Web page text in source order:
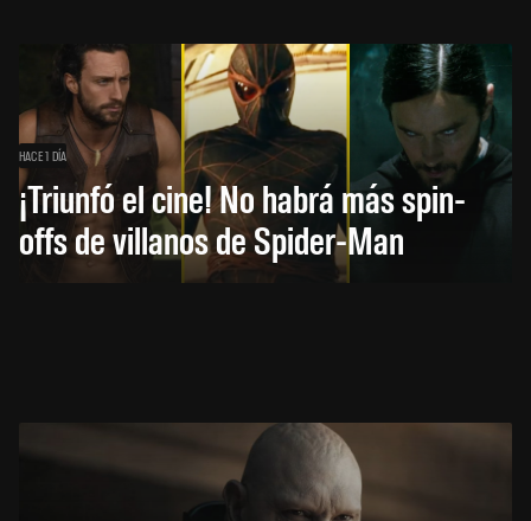
HACE 1 DÍA
¡Triunfó el cine! No habrá más spin-
offs de villanos de Spider-Man